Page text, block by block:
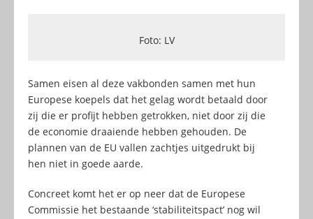
Foto: LV
Samen eisen al deze vakbonden samen met hun
Europese koepels dat het gelag wordt betaald door
zij die er profijt hebben getrokken, niet door zij die
de economie draaiende hebben gehouden. De
plannen van de EU vallen zachtjes uitgedrukt bij
hen niet in goede aarde.
Concreet komt het er op neer dat de Europese
Commissie het bestaande ‘stabiliteitspact’ nog wil